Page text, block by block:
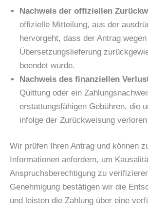
Nachweis der offiziellen
offizielle Mitteilung, aus der
hervorgeht, dass der Antrag
Übersetzungslieferung
beendet wurde.
Nachweis des finanziellen
Quittung oder ein
erstattungsfähigen Gebühren, die
infolge der Zurückweisung
Wir prüfen Ihren Antrag und können
Informationen anfordern, um
Anspruchsberechtigung zu
Genehmigung bestätigen wir die
und leisten die Zahlung über eine